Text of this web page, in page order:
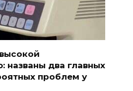
названы два главных
проблем у